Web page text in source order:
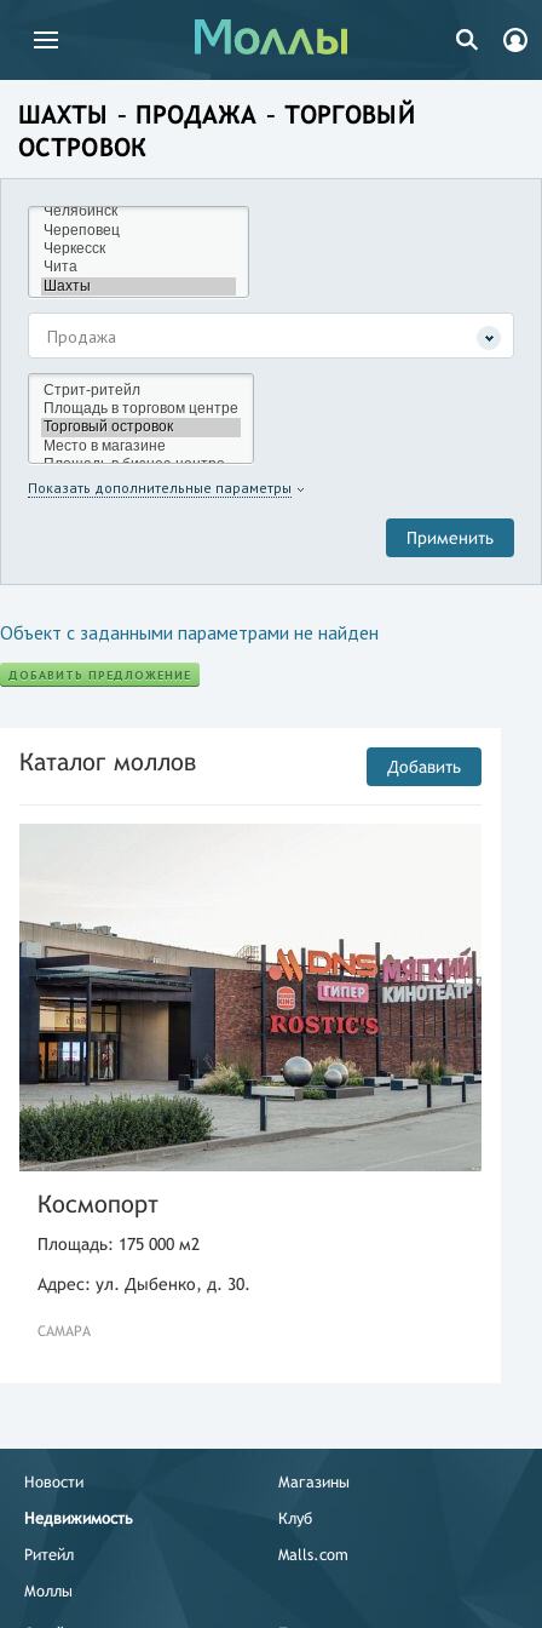
ШАХТЫ – ПРОДАЖА – ТОРГОВЫЙ
ОСТРОВОК
Продажа
Показать дополнительные параметры
Объект с заданными параметрами не найден
ДОБАВИТЬ ПРЕДЛОЖЕНИЕ
Каталог моллов Добавить
Космопорт
Площадь: 175 000 м2
Адрес: ул. Дыбенко, д. 30.
САМАРА
Новости
Недвижимость
Ритейл
Моллы
Магазины
Клуб
Malls.com